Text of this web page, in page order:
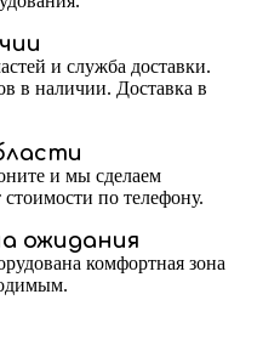
и служба доставки.
в наличии. Доставка в
и мы сделаем
по телефону.
ожидания
комфортная зона